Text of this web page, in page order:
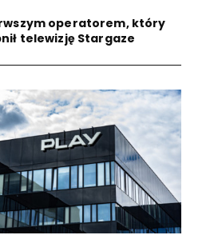
operatorem, który
telewizję Stargaze